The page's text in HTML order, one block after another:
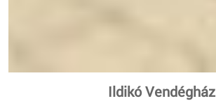
Ildikó Vendégház